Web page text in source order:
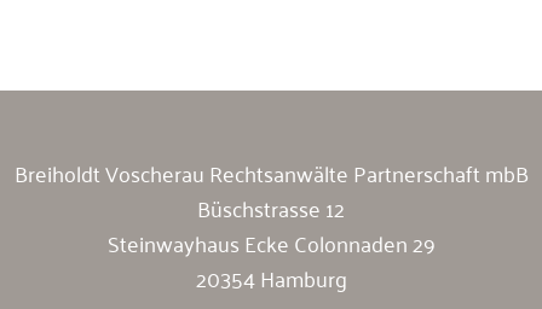
Breiholdt Voscherau Rechtsanwälte Partnerschaft mbB
Büschstrasse 12
Steinwayhaus Ecke Colonnaden 29
20354 Hamburg